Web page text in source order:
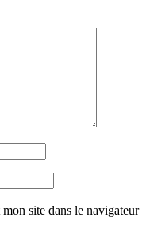
site dans le navigateur